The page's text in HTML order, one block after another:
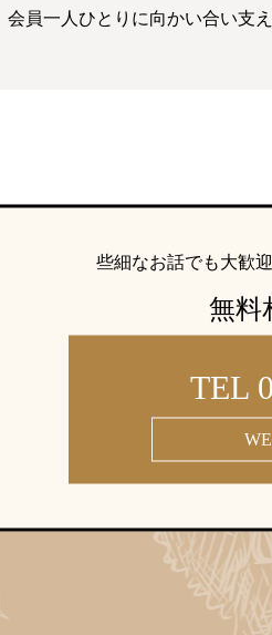
会員一人ひとりに向かい合い支
些細なお話でも大歓迎
無料
TEL